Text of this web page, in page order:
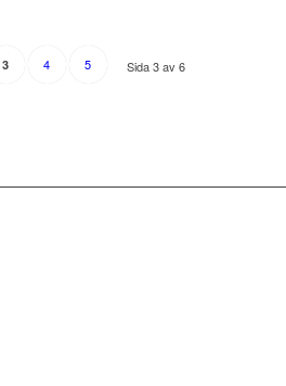
Sida 3 av 6
3 4 5